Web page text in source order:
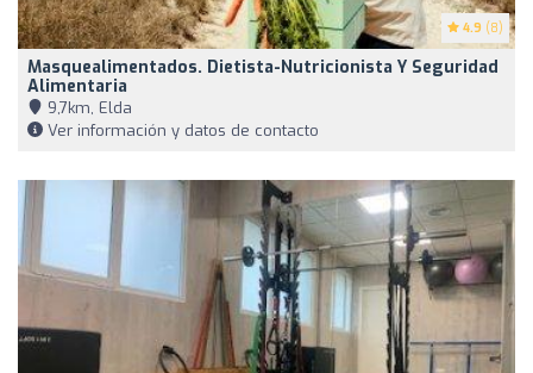
4.9 (8)
Masquealimentados. Dietista-Nutricionista Y Seguridad
Alimentaria
9,7km, Elda
Ver información y datos de contacto